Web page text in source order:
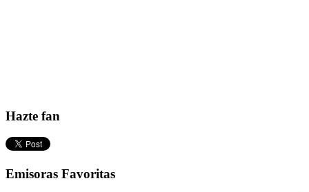
Hazte fan
Emisoras Favoritas